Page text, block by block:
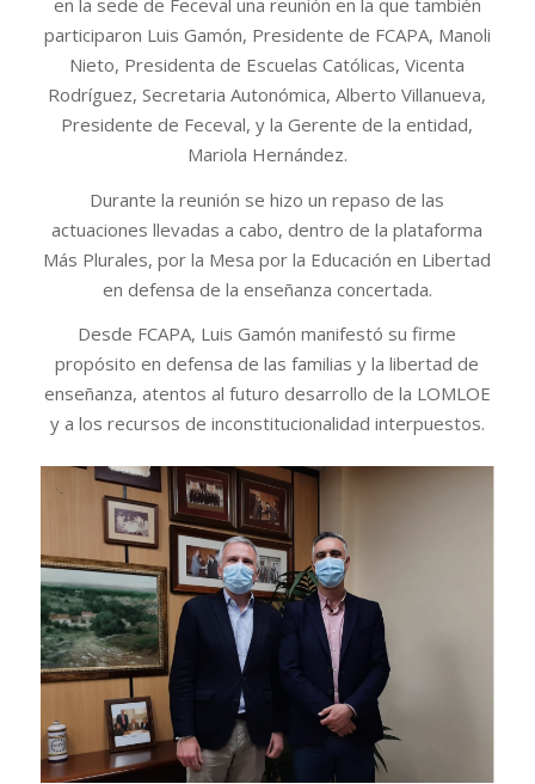
participaron Luis Gamón, Presidente de FCAPA, Manoli
Nieto, Presidenta de Escuelas Católicas, Vicenta
Rodríguez, Secretaria Autonómica, Alberto Villanueva,
Presidente de Feceval, y la Gerente de la entidad,
Mariola Hernández.
Durante la reunión se hizo un repaso de las
actuaciones llevadas a cabo, dentro de la plataforma
Más Plurales, por la Mesa por la Educación en Libertad
en defensa de la enseñanza concertada.
Desde FCAPA, Luis Gamón manifestó su firme
propósito en defensa de las familias y la libertad de
enseñanza, atentos al futuro desarrollo de la LOMLOE
y a los recursos de inconstitucionalidad interpuestos.